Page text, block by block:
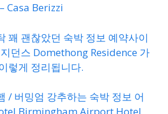
Casa Berizzi
꽤 괜찮았던 숙박 정보 예약사이
던스 Domethong Residence 가
렇게 정리됩니다.
/ 버밍엄 강추하는 숙박 정보 어